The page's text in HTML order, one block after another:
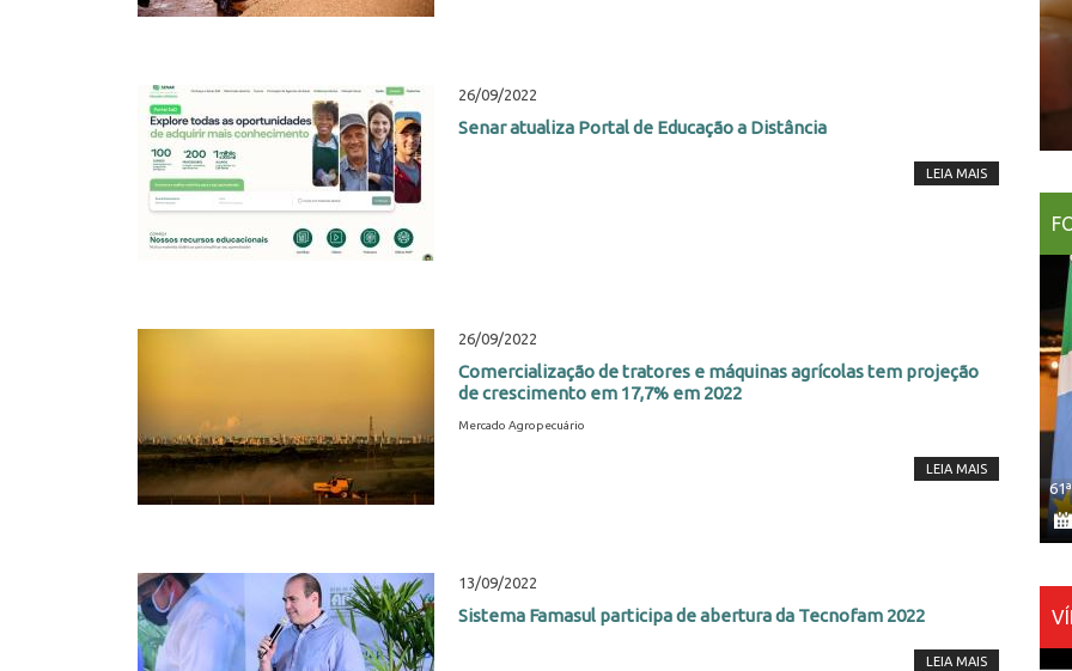
26/09/2022
Senar atualiza Portal de Educação a Distância
LEIA MAIS
26/09/2022
Comercialização de tratores e máquinas agrícolas tem projeção
de crescimento em 17,7% em 2022
Mercado Agropecuário
LEIA MAIS
13/09/2022
Sistema Famasul participa de abertura da Tecnofam 2022
LEIA MAIS